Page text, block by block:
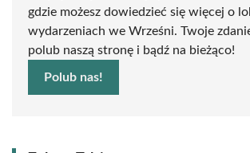
gdzie możesz dowiedzieć się więcej o
wydarzeniach we Wrześni. Twoje
polub naszą stronę i bądź na bieżąco!
Polub nas!